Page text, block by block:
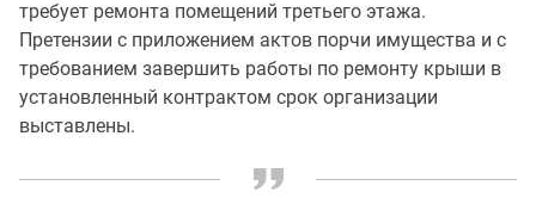
требует ремонта помещений третьего этажа.
Претензии с приложением актов порчи имущества и с
требованием завершить работы по ремонту крыши в
установленный контрактом срок организации
выставлены.